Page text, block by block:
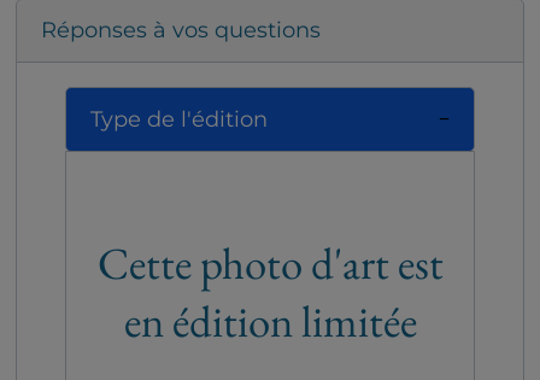
Réponses à vos questions
Type de l'édition
Cette photo d'art est
en édition limitée